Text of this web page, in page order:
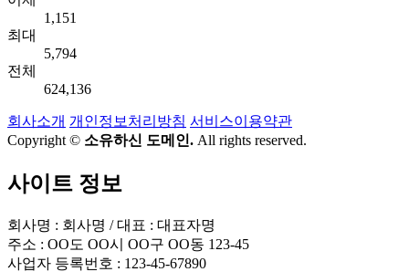
1,151
최대
5,794
전체
624,136
회사소개 개인정보처리방침 서비스이용약관
Copyright © 소유하신 도메인. All rights reserved.
사이트 정보
회사명 : 회사명 / 대표 : 대표자명
주소 : OO도 OO시 OO구 OO동 123-45
사업자 등록번호 : 123-45-67890